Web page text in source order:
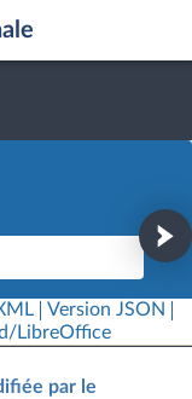
Version JSON
LibreOffice
par le